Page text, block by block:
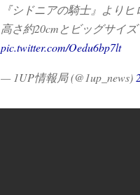
『シドニアの騎士』より
高さ約20cmとビッグサイ
pic.twitter.com/Oedu6bp7lt
— 1UP情報局 (@1up_news)